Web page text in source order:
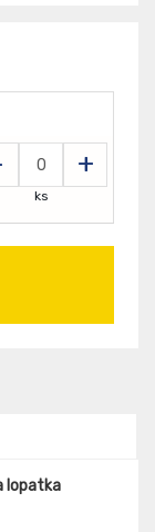
+
ks
lopatka